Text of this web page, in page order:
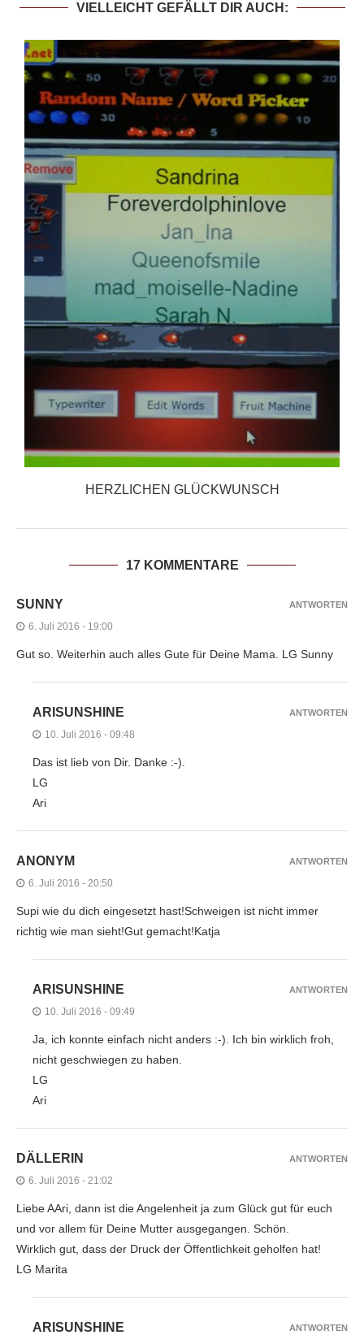
VIELLEICHT GEFÄLLT DIR AUCH:
HERZLICHEN GLÜCKWUNSCH
17 KOMMENTARE
SUNNY
6. Juli 2016 - 19:00
Gut so. Weiterhin auch alles Gute für Deine Mama. LG Sunny
ANTWORTEN
ARISUNSHINE
10. Juli 2016 - 09:48
Das ist lieb von Dir. Danke :-).
LG
Ari
ANTWORTEN
ANONYM
6. Juli 2016 - 20:50
Supi wie du dich eingesetzt hast!Schweigen ist nicht immer
richtig wie man sieht!Gut gemacht!Katja
ANTWORTEN
ARISUNSHINE
10. Juli 2016 - 09:49
Ja, ich konnte einfach nicht anders :-). Ich bin wirklich froh,
nicht geschwiegen zu haben.
LG
Ari
ANTWORTEN
DÄLLERIN
6. Juli 2016 - 21:02
Liebe AAri, dann ist die Angelenheit ja zum Glück gut für euch
und vor allem für Deine Mutter ausgegangen. Schön.
Wirklich gut, dass der Druck der Öffentlichkeit geholfen hat!
LG Marita
ANTWORTEN
ARISUNSHINE ANTWORTEN